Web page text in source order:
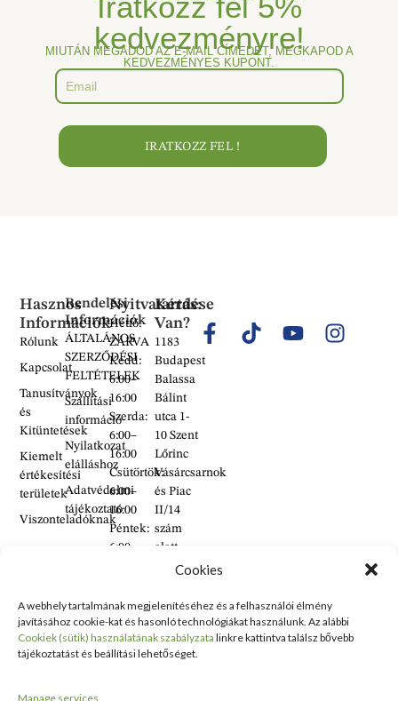
Cookies
A webhely tartalmának megjelenítéséhez és a felhasználói élmény
javításához cookie-kat és hasonló technológiákat használunk. Az alábbi
Cookiek (sütik) használatának szabályzata linkre kattintva találsz bővebb
tájékoztatást és beállítási lehetőséget.
Manage services
LÉGY A KÖZÖSSÉGÜNK TAGJA
Iratkozz fel 5%
kedvezményre!
MIUTÁN MEGADOD AZ E-MAIL CÍMEDET, MEGKAPOD A
Hasznos
Információk
Kapcsolat
Tanusítványok
és
Kitüntetések
Kiemelt
értékesítési
területek
Viszonteladóknak
Rendelési
Információk
ÁLTALÁNOS
SZERZŐDÉSI
FELTÉTELEK
Szállítási
információ
Nyilatkozat
elálláshoz
Adatvédelmi
tájékoztató
Kérdése
Van?
1183
Budapest
Balassa
Bálint
utca 1-
10 Szent
Lőrinc
Vásárcsarnok
és Piac
II/14
szám
található
+36 30
938
2626
Nyitvatartás:
Hétfő:
ZÁRVA
Kedd:
6:00–
16:00
Szerda:
6:00–
16:00
Csütörtök:
6:00–
16:00
Péntek:
6:00–
14:00
Vasárnap: